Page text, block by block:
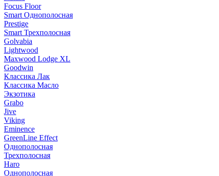
Focus Floor
Smart Однополосная
Prestige
Smart Трехполосная
Golvabia
Lightwood
Maxwood Lodge XL
Goodwin
Классика Лак
Классика Масло
Экзотика
Grabo
Jive
Viking
Eminence
GreenLine Effect
Однополосная
Трехполосная
Haro
Однополосная